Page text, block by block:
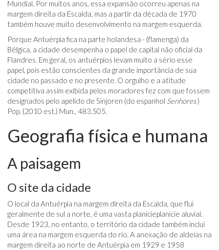
Mundial. Por muitos anos, essa expansão ocorreu apenas na
margem direita da Escalda, mas a partir da década de 1970
também houve muito desenvolvimento na margem esquerda.
Porque Antuérpia fica na parte holandesa - (flamenga) da
Bélgica, a cidade desempenha o papel de capital não oficial da
Flandres. Em geral, os antuérpios levam muito a sério esse
papel, pois estão conscientes da grande importância de sua
cidade no passado e no presente. O orgulho e a atitude
competitiva assim exibida pelos moradores fez com que fossem
designados pelo apelido de Sinjoren (do espanhol Senhores)
Pop. (2010 est.) Mun., 483.505.
Geografia física e humana
A paisagem
O site da cidade
O local da Antuérpia na margem direita da Escalda, que flui
geralmente de sul a norte, é uma vasta planícieplanície aluvial.
Desde 1923, no entanto, o território da cidade também inclui
uma área na margem esquerda do rio. A anexação de aldeias na
margem direita ao norte de Antuérpia em 1929 e 1958